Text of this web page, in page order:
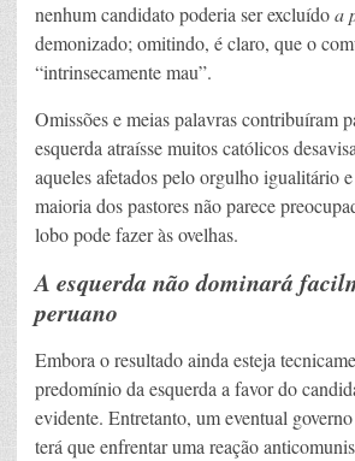
nenhum candidato poderia ser excluídoa
demonizado; omitindo, é claro, que o
“intrinsecamente mau”.
Omissões e meias palavras contribuíram
esquerda atraísse muitos católicos
aqueles afetados pelo orgulho igualitário
maioria dos pastores não parece
lobo pode fazer às ovelhas.
A esquerda não dominará
peruano
Embora o resultado ainda esteja
predomínio da esquerda a favor do
evidente. Entretanto, um eventual
terá que enfrentar uma reação